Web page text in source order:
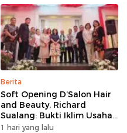
Berita
Soft Opening D’Salon Hair
and Beauty, Richard
Sualang: Bukti Iklim Usaha
di Manado Terus
1 hari yang lalu